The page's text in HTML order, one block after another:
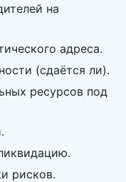
на
адреса.
(сдаётся ли).
ресурсов под
рисков.